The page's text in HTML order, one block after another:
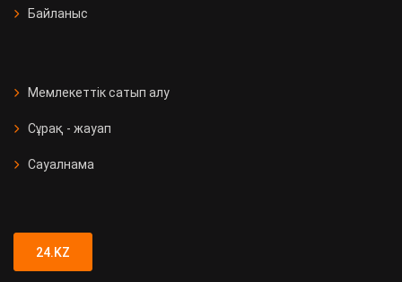
Байланыс
Мемлекеттік сатып алу
Сұрақ - жауап
Сауалнама
24.KZ